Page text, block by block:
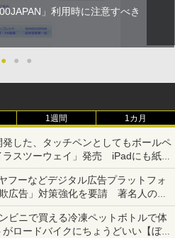
」利用時に注意すべき
● ● ●
1週間 1カ月
した、タッチペンとしてもボールペ
スツーウェイ」発売 iPadにも紙に
る
フーなどデジタル広告プラットフォ
広告」対策強化を要請 著名人の写
どへの対策として
ビニで買える冷凍ペットボトルで体
ロードバイクにちょうどいい【ぼっ